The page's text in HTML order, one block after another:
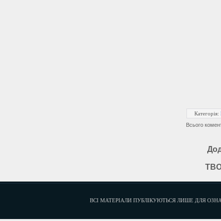
Категорія:
Всього
ВСІ МАТЕРІАЛИ ПУБЛІКУЮТЬСЯ ЛИШЕ ДЛЯ